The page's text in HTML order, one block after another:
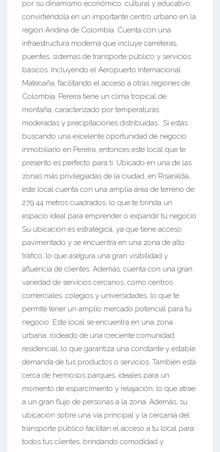
por su dinamismo económico, cultural y educativo,
convirtiéndola en un importante centro urbano en la
región Andina de Colombia. Cuenta con una
infraestructura moderna que incluye carreteras,
puentes, sistemas de transporte público y servicios
básicos. Incluyendo el Aeropuerto Internacional
Matecaña, facilitando el acceso a otras regiones de
Colombia. Pereira tiene un clima tropical de
montaña, caracterizado por temperaturas
moderadas y precipitaciones distribuidas. Si estás
buscando una excelente oportunidad de negocio
inmobiliario en Pereira, entonces este local que te
presento es perfecto para ti. Ubicado en una de las
zonas más privilegiadas de la ciudad, en Risaralda,
este local cuenta con una amplia área de terreno de
279.44 metros cuadrados, lo que te brinda un
espacio ideal para emprender o expandir tu negocio.
Su ubicación es estratégica, ya que tiene acceso
pavimentado y se encuentra en una zona de alto
tráfico, lo que asegura una gran visibilidad y
afluencia de clientes. Además, cuenta con una gran
variedad de servicios cercanos, como centros
comerciales, colegios y universidades, lo que te
permite tener un amplio mercado potencial para tu
negocio. Este local se encuentra en una zona
urbana, rodeado de una creciente comunidad
residencial, lo que garantiza una constante y estable
demanda de tus productos o servicios. También está
cerca de hermosos parques, ideales para un
momento de esparcimiento y relajación, lo que atrae
a un gran flujo de personas a la zona. Además, su
ubicación sobre una vía principal y la cercanía del
transporte público facilitan el acceso a tu local para
todos tus clientes, brindando comodidad y